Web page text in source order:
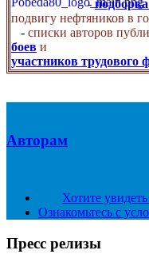
-
подвигу нефтяников в
- списки авторов
боев и
участников трудового
Авторам
Хотите
Ознакомьтесь с
Пресс релизы